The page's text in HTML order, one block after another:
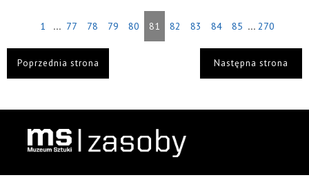
1 ... 77 78 79 80 81 82 83 84 85 ... 270
Poprzednia strona Następna strona